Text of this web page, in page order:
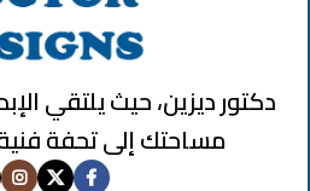
دكتور ديزين، حيث يلتقي
مساحتك إلى تحفة